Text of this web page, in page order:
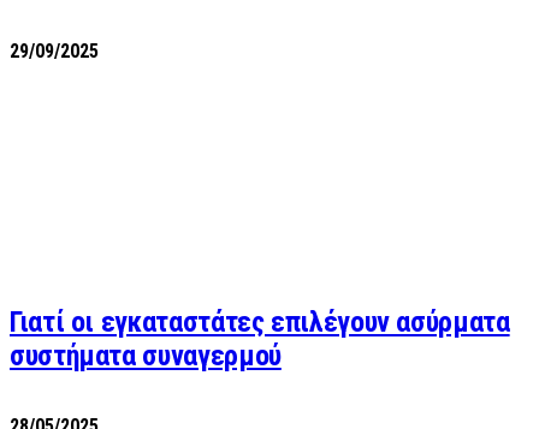
29/09/2025
Γιατί οι εγκαταστάτες επιλέγουν ασύρματα
συστήματα συναγερμού